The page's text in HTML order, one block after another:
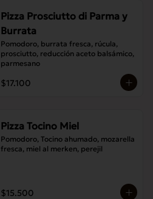
Pizza Prosciutto di Parma y
Burrata
Pomodoro, burrata fresca, rúcula,
prosciutto, reducción aceto balsámico,
parmesano
$17.100
Pizza Tocino Miel
Pomodoro, Tocino ahumado, mozarella
fresca, miel al merken, perejil
$15.500